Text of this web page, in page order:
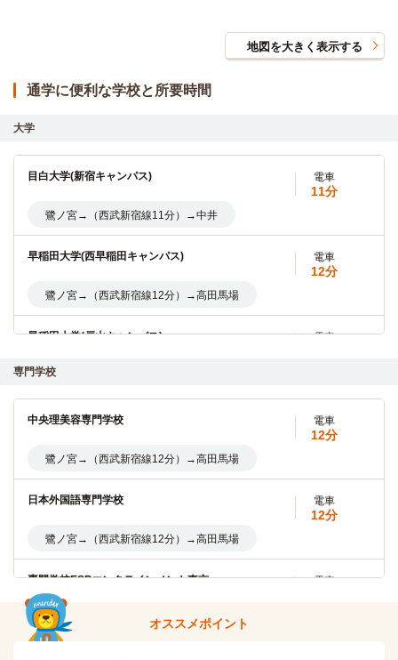
地図を大きく表示する
通学に便利な学校と所要時間
大学
目白大学(新宿キャンパス) 電車
11分
鷺ノ宮→（西武新宿線11分）→中井
早稲田大学(西早稲田キャンパス) 電車
12分
鷺ノ宮→（西武新宿線12分）→高田馬場
早稲田大学(戸山キャンパス) 電車
鷺ノ宮→（西武新宿線12分）→高田馬場
早稲田大学(早稲田キャンパス) 電車
12分
鷺ノ宮→（西武新宿線12分）→高田馬場
学習院大学(戸山キャンパス) 電車
12分
鷺ノ宮→（西武新宿線12分）→高田馬場
日本女子大学(目白キャンパス) 電車
鷺ノ宮→（西武新宿線13分）→高田馬場（4分）→（JR山手
線2分）→目白
専門学校
中央理美容専門学校 電車
12分
鷺ノ宮→（西武新宿線12分）→高田馬場
日本外国語専門学校 電車
12分
鷺ノ宮→（西武新宿線12分）→高田馬場
専門学校ESPエンタテインメント東京 電車
鷺ノ宮→（西武新宿線9分）→高田馬場
オススメポイント